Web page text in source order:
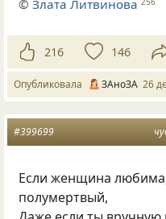
©Злата Литвинова
216 146
Опубликовала ЗАноЗА 26
#399699
Если женщина
полумертвый,